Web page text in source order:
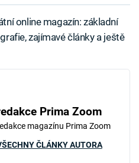
online magazín: základní
zajímavé články a ještě
Prima Zoom
magazínu Prima Zoom
ČLÁNKY AUTORA